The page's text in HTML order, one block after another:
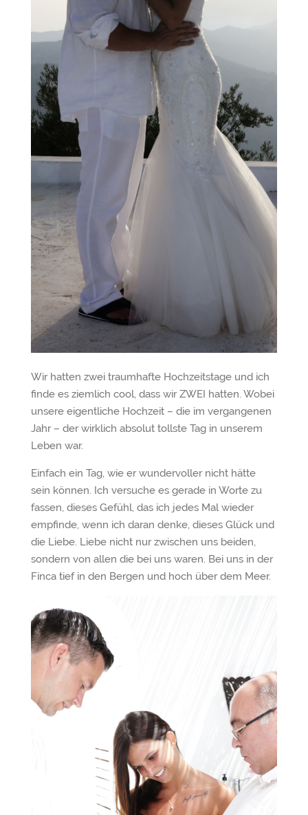
Wir hatten zwei traumhafte Hochzeitstage und ich
finde es ziemlich cool, dass wir ZWEI hatten. Wobei
unsere eigentliche Hochzeit – die im vergangenen
Jahr – der wirklich absolut tollste Tag in unserem
Leben war.
Einfach ein Tag, wie er wundervoller nicht hätte
sein können. Ich versuche es gerade in Worte zu
fassen, dieses Gefühl, das ich jedes Mal wieder
empfinde, wenn ich daran denke, dieses Glück und
die Liebe. Liebe nicht nur zwischen uns beiden,
sondern von allen die bei uns waren. Bei uns in der
Finca tief in den Bergen und hoch über dem Meer.